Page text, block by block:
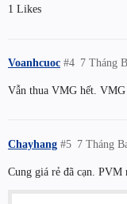
1 Likes
Voanhcuoc 7 Tháng
#4
Vẫn thua VMG hết. VMG
Chayhang 7 Tháng
#5
Cung giá rẻ đã cạn.